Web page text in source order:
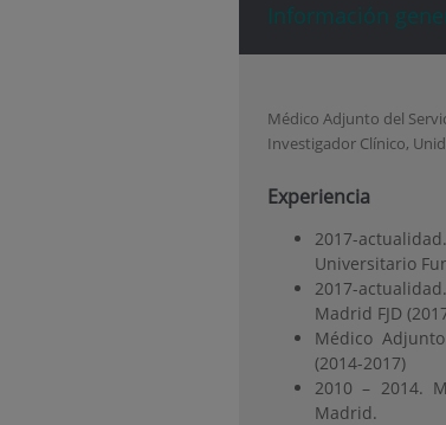
Información
Médico Adjunto del
Investigador Clínico,
Experiencia
2017-
Universitario
2017-
Madrid FJD
Médico
(2014-2017)
2010 – 2014.
Madrid.